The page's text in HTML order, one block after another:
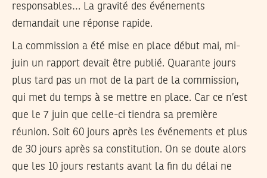
responsables… La gravité des événements
demandait une réponse rapide.
La commission a été mise en place début mai, mi-
juin un rapport devait être publié. Quarante jours
plus tard pas un mot de la part de la commission,
qui met du temps à se mettre en place. Car ce n’est
que le 7 juin que celle-ci tiendra sa première
réunion. Soit 60 jours après les événements et plus
de 30 jours après sa constitution. On se doute alors
que les 10 jours restants avant la fin du délai ne